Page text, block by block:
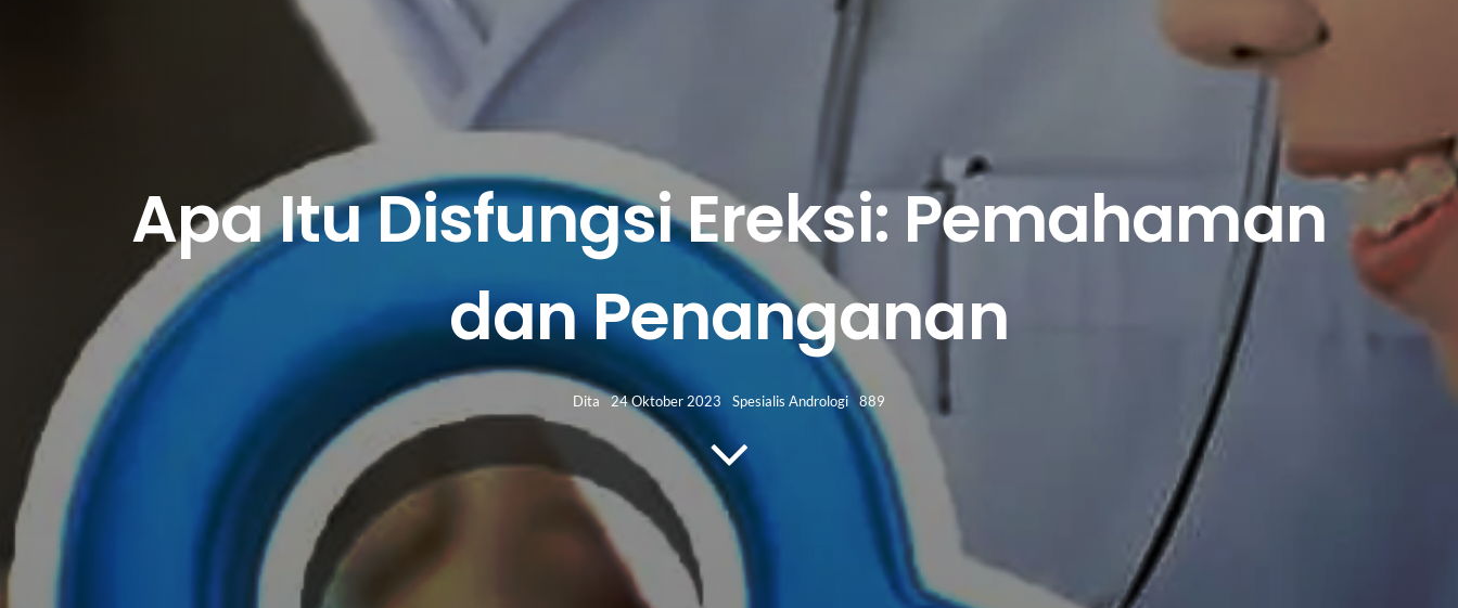
Apa Itu Disfungsi Ereksi: Pemahaman
dan Penanganan
Dita 24 Oktober 2023 Spesialis Andrologi 889